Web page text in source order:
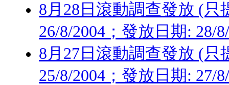
8月28日滾動調查發放 (只
26/8/2004；發放日期: 28/
8月27日滾動調查發放 (只
25/8/2004；發放日期: 27/